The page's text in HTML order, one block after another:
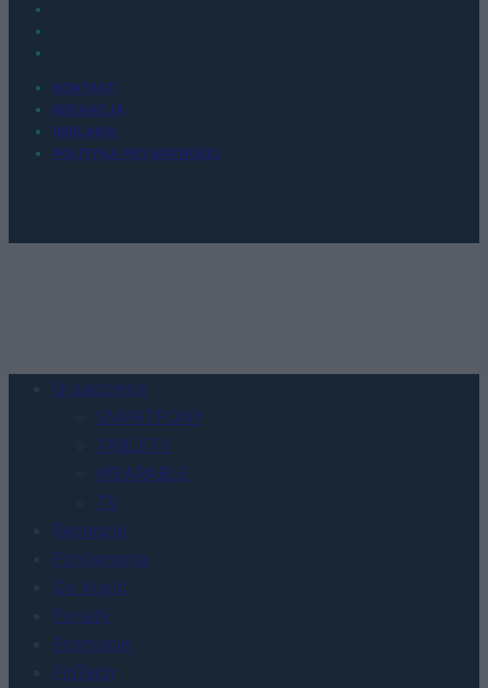
KONTAKT
REDAKCJA
REKLAMA
POLITYKA PRYWATNOŚCI
Urządzenia
SMARTFONY
TABLETY
WEARABLE
TV
Recenzje
Porównania
Co kupić
Porady
Promocje
FinTech